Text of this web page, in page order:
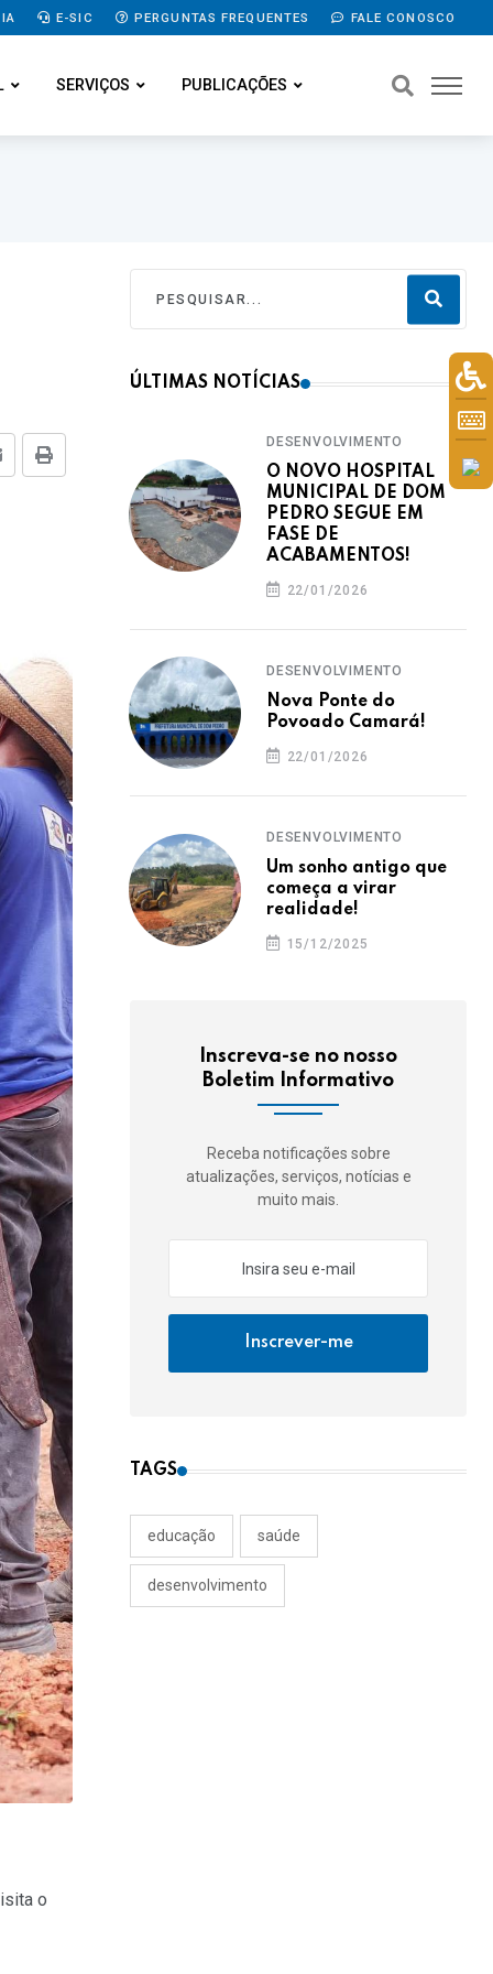
E-SIC PERGUNTAS FREQUENTES FALE CONOSCO
SERVIÇOS PUBLICAÇÕES
E-mail
o
ÚLTIMAS NOTÍCIAS
DESENVOLVIMENTO
O NOVO HOSPITAL
MUNICIPAL DE DOM
PEDRO SEGUE EM
FASE DE
ACABAMENTOS!
22/01/2026
DESENVOLVIMENTO
Nova Ponte do
Povoado Camará!
22/01/2026
DESENVOLVIMENTO
Um sonho antigo que
começa a virar
realidade!
15/12/2025
Inscreva-se no nosso
Boletim Informativo
Receba notificações sobre
atualizações, serviços, notícias e
muito mais.
Inscrever-me
TAGS
educação saúde
desenvolvimento